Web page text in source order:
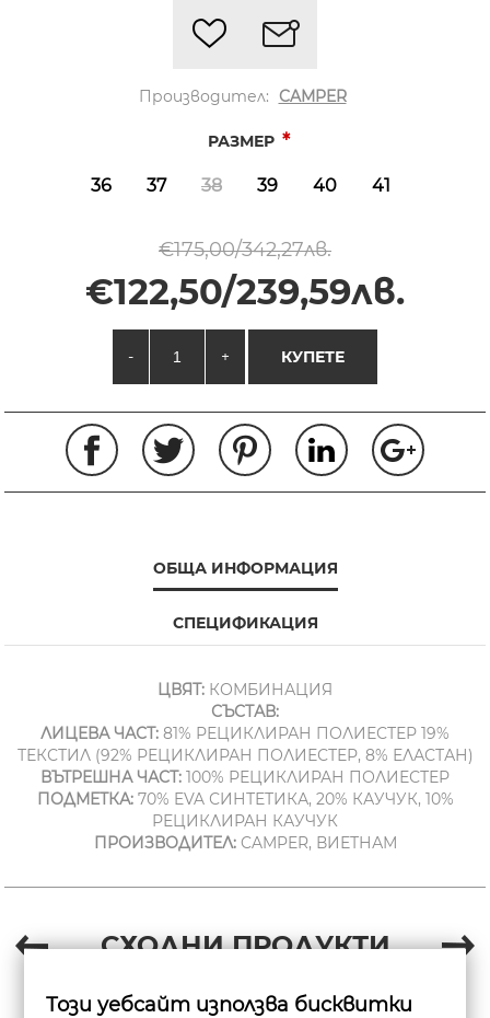
Производител: CAMPER
РАЗМЕР *
36 37 38 39 40 41
€175,00/342,27лв.
€122,50/239,59лв.
- + КУПЕТЕ
ОБЩА ИНФОРМАЦИЯ
СПЕЦИФИКАЦИЯ
ЦВЯТ: КОМБИНАЦИЯ
СЪСТАВ:
ЛИЦЕВА ЧАСТ: 81% РЕЦИКЛИРАН ПОЛИЕСТЕР 19%
ТЕКСТИЛ (92% РЕЦИКЛИРАН ПОЛИЕСТЕР, 8% ЕЛАСТАН)
ВЪТРЕШНА ЧАСТ: 100% РЕЦИКЛИРАН ПОЛИЕСТЕР
ПОДМЕТКА:70% EVA СИНТЕТИКА, 20% КАУЧУК, 10%
РЕЦИКЛИРАН КАУЧУК
ПРОИЗВОДИТЕЛ:CAMPER, ВИЕТНАМ
СХОДНИ ПРОДУКТИ
Този уебсайт използва бисквитки